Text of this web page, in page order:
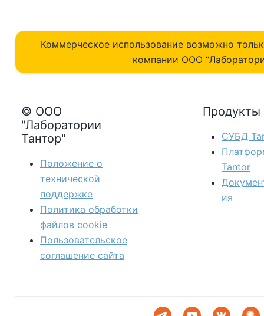
Коммерческое использование возможно
компании ОOO
© ООО
"Лаборатории
Тантор"
Положение о
технической
поддержке
Политика обработки
файлов сookie
Пользовательское
соглашение сайта
Продукты
СУБД
Tantor
ия